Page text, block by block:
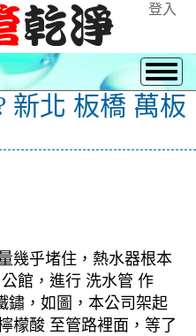
登入
新北 板橋 萬板
幾乎堵住，熱水器根本
館，進行 洗水管 作
鏽，如圖，本公司架起
檬酸 至管路裡面，等了